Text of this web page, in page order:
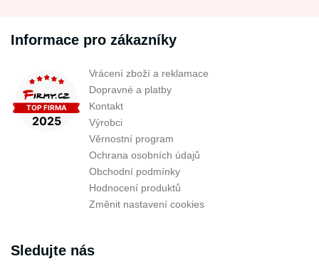
Informace pro zákazníky
Vrácení zboží a reklamace
Dopravné a platby
Kontakt
Výrobci
Věrnostní program
Ochrana osobních údajů
Obchodní podmínky
Hodnocení produktů
Změnit nastavení cookies
Sledujte nás